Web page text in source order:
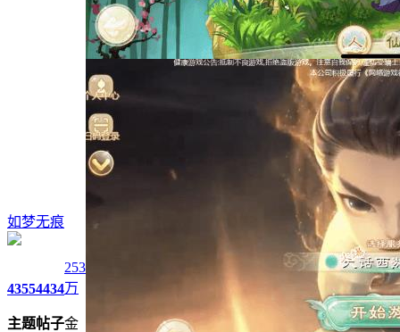
如梦无痕
4355
主题
4434
帖子
253
万
金